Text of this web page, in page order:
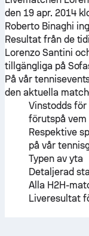
den 19 apr. 2014
Roberto Binaghi
Resultat från de
Lorenzo Santini
tillgängliga på
På vår
den aktuella
Vinstodds
förutspå vem
Respektive
på vår
Typen av yta
Detaljerad
Alla H2H-
Liveresultat